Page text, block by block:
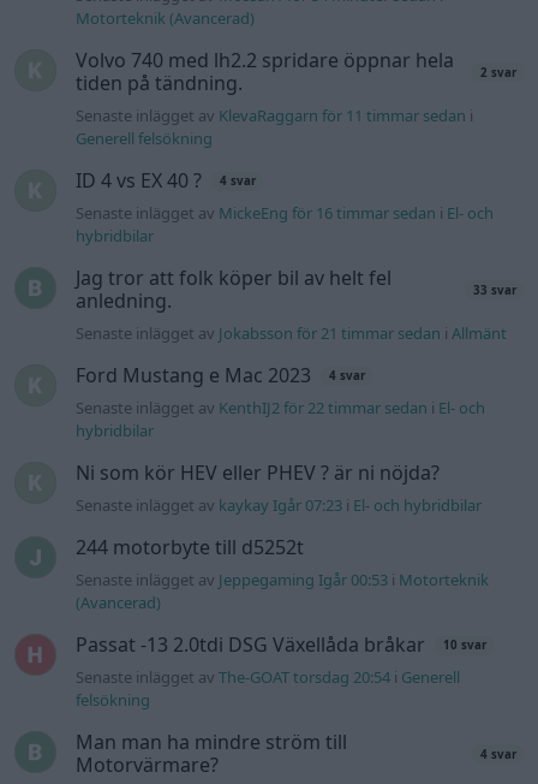
Motorteknik (Avancerad)
Volvo 740 med lh2.2 spridare öppnar hela
tiden på tändning.
2 svar
Senaste inlägget av KlevaRaggarn för 11 timmar sedan i
Generell felsökning
ID 4 vs EX 40 ? 4 svar
Senaste inlägget av MickeEng för 16 timmar sedan i El- och
hybridbilar
Jag tror att folk köper bil av helt fel
anledning.
33 svar
Senaste inlägget av Jokabsson för 21 timmar sedan iAllmänt
Ford Mustang e Mac 2023 4 svar
Senaste inlägget av KenthIJ2 för 22 timmar sedan i El- och
hybridbilar
Ni som kör HEV eller PHEV ? är ni nöjda?
Senaste inlägget av kaykay Igår 07:23 i El- och hybridbilar
244 motorbyte till d5252t
Senaste inlägget av Jeppegaming Igår 00:53 i Motorteknik
(Avancerad)
Passat -13 2.0tdi DSG Växellåda bråkar 10 svar
Senaste inlägget avThe-GOAT torsdag 20:54 i Generell
felsökning
Man man ha mindre ström till
Motorvärmare?
4 svar